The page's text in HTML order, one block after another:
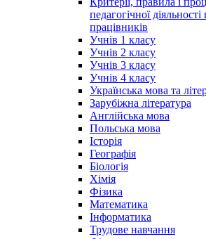
педагогічної
працівників
Учнів 1 класу
Учнів 2 класу
Учнів 3 класу
Учнів 4 класу
Українська мова та
Зарубіжна література
Англійська мова
Польська мова
Історія
Географія
Біологія
Хімія
Фізика
Математика
Інформатика
Трудове навчання